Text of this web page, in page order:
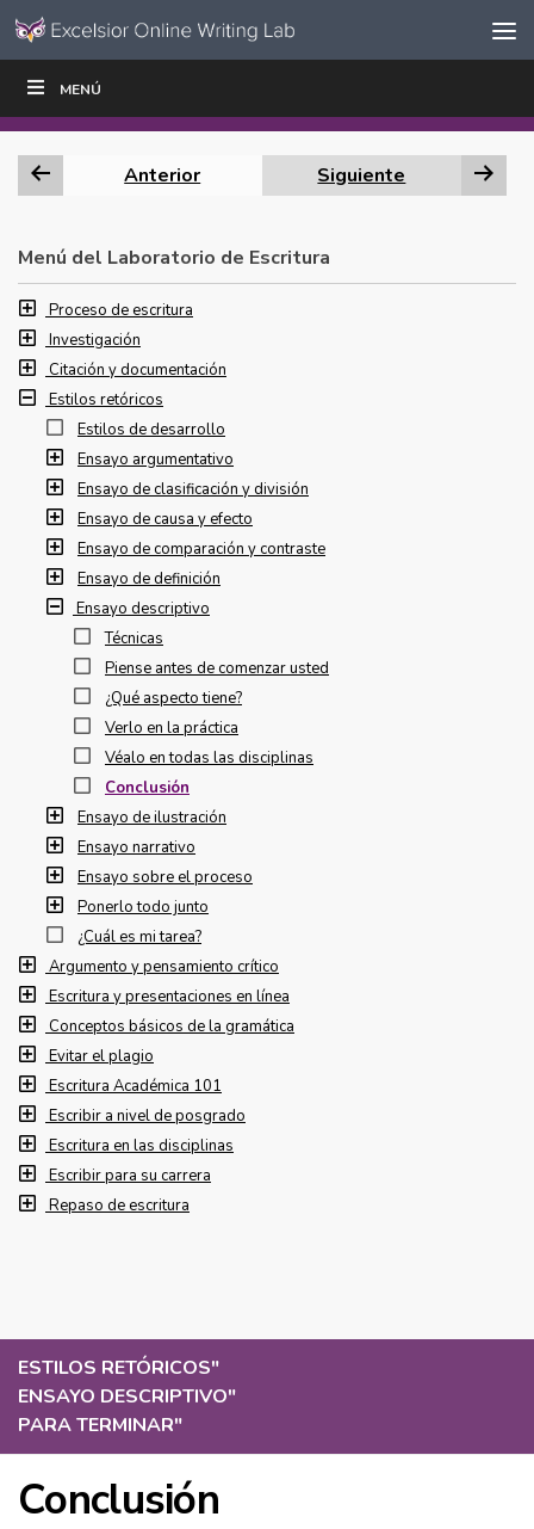
Ir al contenido
navegación
MENÚ
ESTILOS RETÓRICOS"
ENSAYO DESCRIPTIVO"
PARA TERMINAR"
Conclusión
ESCRIBIR
Anterior Siguiente
Menú del Laboratorio de Escritura
Proceso de escritura
Investigación
Citación y documentación
Estilos retóricos
Estilos de desarrollo
Ensayo argumentativo
Ensayo de clasificación y división
Ensayo de causa y efecto
Ensayo de comparación y contraste
Ensayo de definición
Ensayo descriptivo
Técnicas
Piense antes de comenzar usted
¿Qué aspecto tiene?
Verlo en la práctica
Véalo en todas las disciplinas
Conclusión
Ensayo de ilustración
Ensayo narrativo
Ensayo sobre el proceso
Ponerlo todo junto
¿Cuál es mi tarea?
Argumento y pensamiento crítico
Escritura y presentaciones en línea
Conceptos básicos de la gramática
Evitar el plagio
Escritura Académica 101
Escribir a nivel de posgrado
Escritura en las disciplinas
Escribir para su carrera
Repaso de escritura